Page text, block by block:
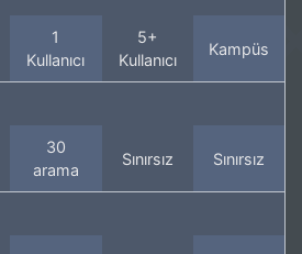
1
Kullanıcı
5+
Kullanıcı
Kampüs
30
arama
Sınırsız Sınırsız